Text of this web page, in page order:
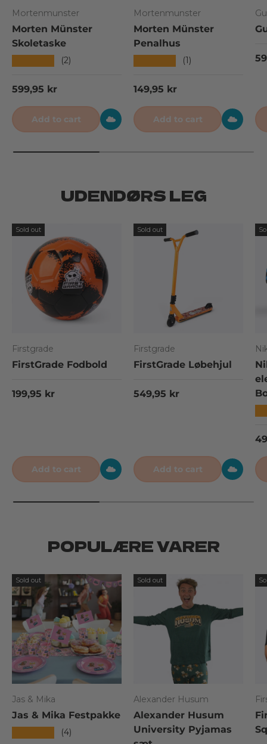
Mortenmunster
Morten Münster
Skoletaske
(2)
Regular price
599,95 kr
Add to cart
Mortenmunster
Morten Münster
Penalhus
(1)
Regular price
149,95 kr
Add to cart
UDENDØRS LEG
Sold out
Firstgrade
FirstGrade Fodbold
Regular price
199,95 kr
Add to cart
Sold out
Firstgrade
FirstGrade Løbehjul
Regular price
549,95 kr
Add to cart
POPULÆRE VARER
Sold out
Jas & Mika
Jas & Mika Festpakke
(4)
Sold out
Alexander Husum
Alexander Husum
University Pyjamas